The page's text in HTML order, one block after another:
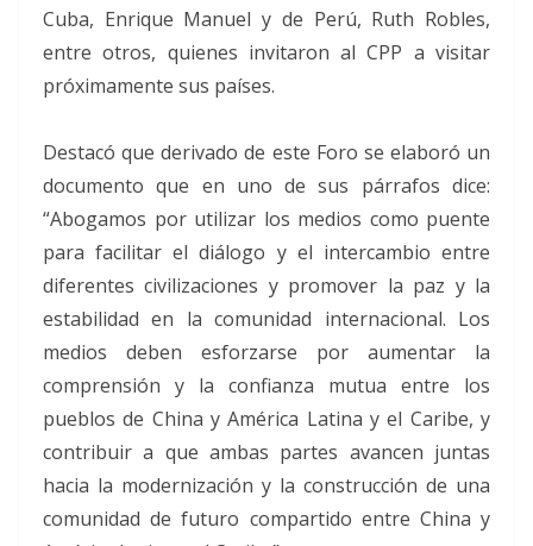
Cuba, Enrique Manuel y de Perú, Ruth Robles,
entre otros, quienes invitaron al CPP a visitar
próximamente sus países.
Destacó que derivado de este Foro se elaboró un
documento que en uno de sus párrafos dice:
“Abogamos por utilizar los medios como puente
para facilitar el diálogo y el intercambio entre
diferentes civilizaciones y promover la paz y la
estabilidad en la comunidad internacional. Los
medios deben esforzarse por aumentar la
comprensión y la confianza mutua entre los
pueblos de China y América Latina y el Caribe, y
contribuir a que ambas partes avancen juntas
hacia la modernización y la construcción de una
comunidad de futuro compartido entre China y